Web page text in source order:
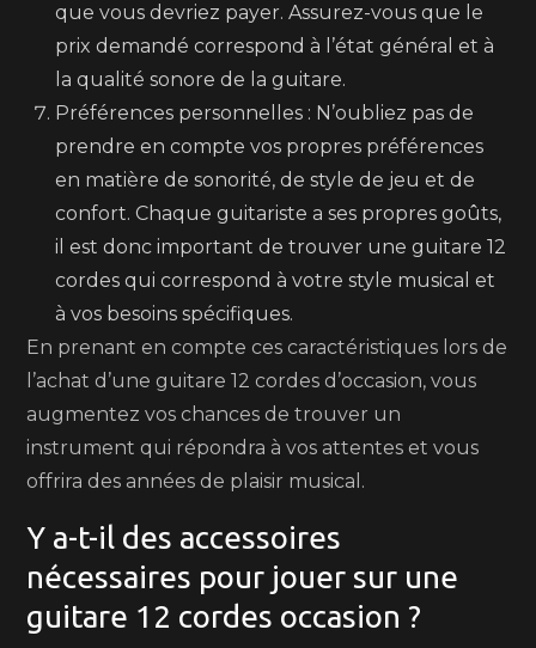
que vous devriez payer. Assurez-vous que le
prix demandé correspond à l’état général et à
la qualité sonore de la guitare.
Préférences personnelles : N’oubliez pas de
prendre en compte vos propres préférences
en matière de sonorité, de style de jeu et de
confort. Chaque guitariste a ses propres goûts,
il est donc important de trouver une guitare 12
cordes qui correspond à votre style musical et
à vos besoins spécifiques.
En prenant en compte ces caractéristiques lors de
l’achat d’une guitare 12 cordes d’occasion, vous
augmentez vos chances de trouver un
instrument qui répondra à vos attentes et vous
offrira des années de plaisir musical.
Y a-t-il des accessoires
nécessaires pour jouer sur une
guitare 12 cordes occasion ?